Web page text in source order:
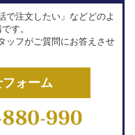
で注文したい」などどのよ
す。
ッフがご質問にお答えさせ
ォーム